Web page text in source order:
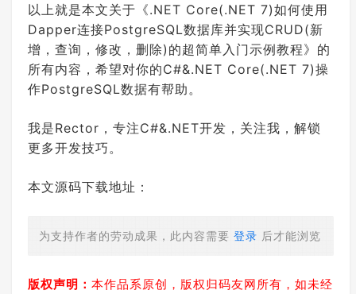
以上就是本文关于《.NET Core(.NET 7)如何使用
Dapper连接PostgreSQL数据库并实现CRUD(新
增，查询，修改，删除)的超简单入门示例教程》的
所有内容，希望对你的C#&.NET Core(.NET 7)操
作PostgreSQL数据有帮助。
我是Rector，专注C#&.NET开发，关注我，解锁
更多开发技巧。
本文源码下载地址：
为支持作者的劳动成果，此内容需要 登录 后才能浏览
版权声明： 本作品系原创，版权归码友网所有，如未经